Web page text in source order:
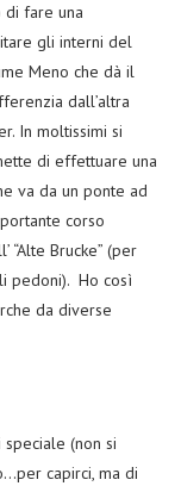
di fare una
gli interni del
Meno che dà il
dall’altra
In moltissimi si
di effettuare una
va da un ponte ad
corso
“Alte Brucke” (per
pedoni). Ho così
da diverse
(non si
capirci, ma di